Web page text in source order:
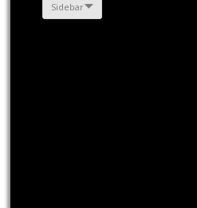
Sidebar